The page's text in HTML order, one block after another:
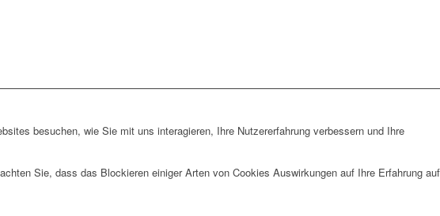
besuchen, wie Sie mit uns interagieren, Ihre Nutzererfahrung verbessern und Ihre
Sie, dass das Blockieren einiger Arten von Cookies Auswirkungen auf Ihre Erfahrung auf